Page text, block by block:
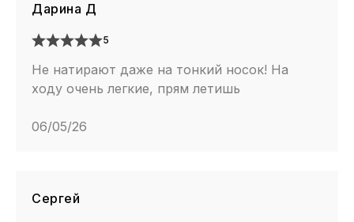
Дарина Д
5
Не натирают даже на тонкий носок! На
ходу очень легкие, прям летишь
06/05/26
Сергей